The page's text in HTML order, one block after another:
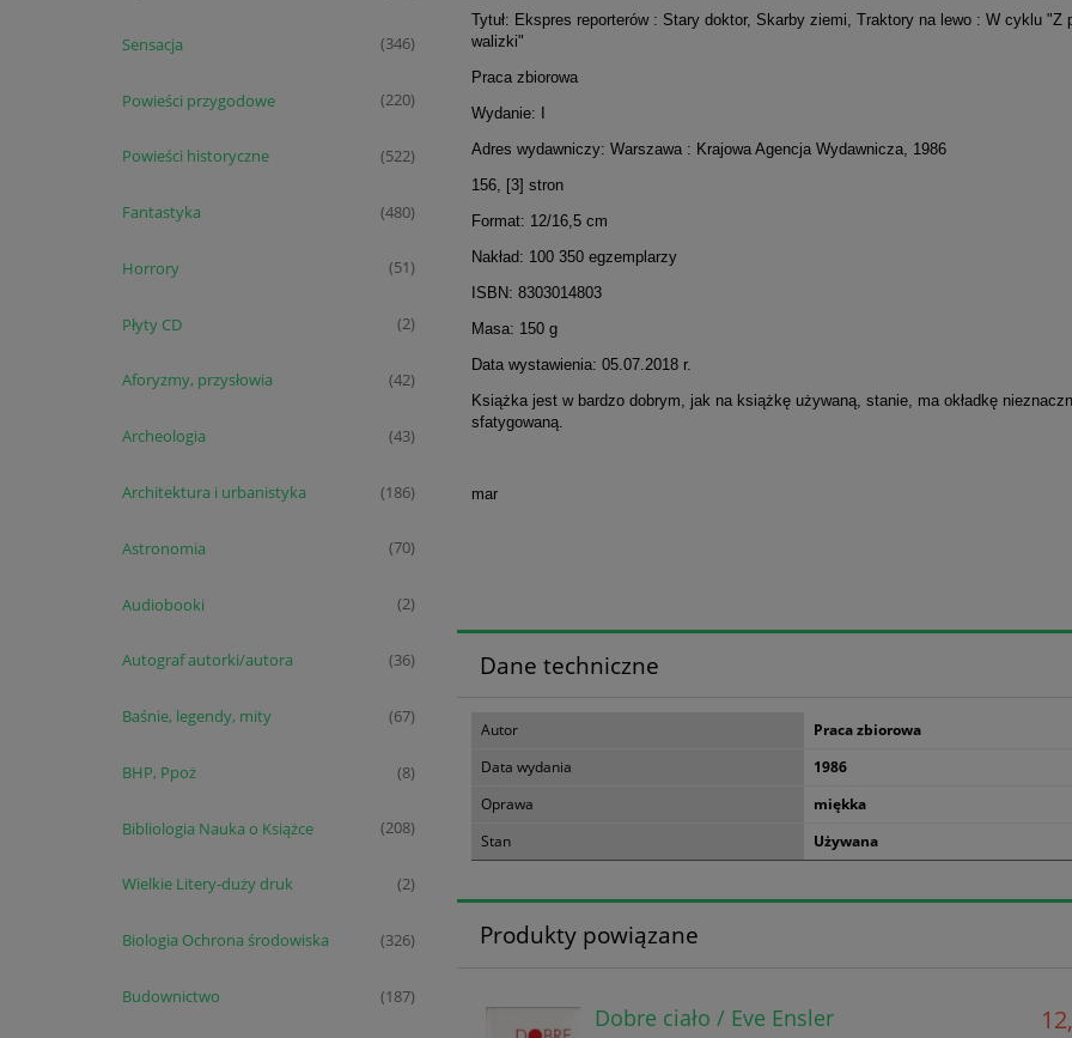
Sensacja (346)
Powieści przygodowe (220)
Powieści historyczne (522)
Fantastyka (480)
Horrory (51)
Płyty CD (2)
Aforyzmy, przysłowia (42)
Archeologia (43)
Architektura i urbanistyka (186)
Astronomia (70)
Audiobooki (2)
Autograf autorki/autora (36)
Baśnie, legendy, mity (67)
BHP, Ppoż (8)
Bibliologia Nauka o Książce (208)
Wielkie Litery-duży druk (2)
Biologia Ochrona środowiska (326)
Budownictwo (187)
Tytuł: Ekspres reporterów : Stary doktor, Skarby ziemi, Traktory na lewo : W cyklu "Z
walizki"
Praca zbiorowa
Wydanie: I
Adres wydawniczy: Warszawa : Krajowa Agencja Wydawnicza, 1986
156, [3] stron
Format: 12/16,5 cm
Nakład: 100 350 egzemplarzy
ISBN: 8303014803
Masa: 150 g
Data wystawienia: 05.07.2018 r.
Książka jest w bardzo dobrym, jak na książkę używaną, stanie, ma okładkę
sfatygowaną.
mar
Dane techniczne
Autor
Praca zbiorowa
Data wydania
1986
Oprawa
miękka
Stan
Używana
Produkty powiązane
Dobre ciało / Eve Ensler